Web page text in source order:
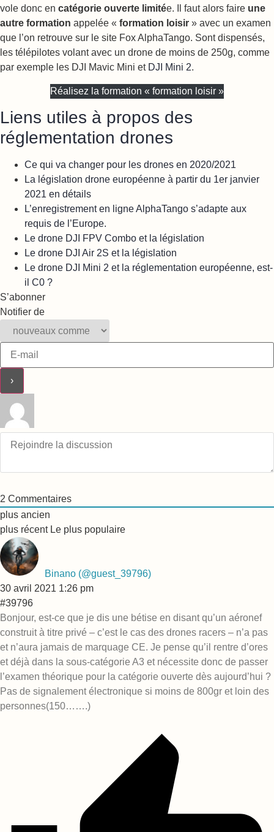
vole donc en catégorie ouverte limitée. Il faut alors faire une
autre formation appelée « formation loisir » avec un examen
que l’on retrouve sur le site Fox AlphaTango. Sont dispensés,
les télépilotes volant avec un drone de moins de 250g, comme
par exemple les DJI Mavic Mini et DJI Mini 2.
Réalisez la formation « formation loisir »
Liens utiles à propos des
réglementation drones
Ce qui va changer pour les drones en 2020/2021
La législation drone européenne à partir du 1er janvier
2021 en détails
L’enregistrement en ligne AlphaTango s’adapte aux
requis de l’Europe.
Le drone DJI FPV Combo et la législation
Le drone DJI Air 2S et la législation
Le drone DJI Mini 2 et la réglementation européenne, est-
il C0 ?
S’abonner
Notifier de
2 Commentaires
plus ancien
plus récent Le plus populaire
Binano (@guest_39796)
30 avril 2021 1:26 pm
#39796
Bonjour, est-ce que je dis une bétise en disant qu’un aéronef
construit à titre privé – c’est le cas des drones racers – n’a pas
et n’aura jamais de marquage CE. Je pense qu’il rentre d’ores
et déjà dans la sous-catégorie A3 et nécessite donc de passer
l’examen théorique pour la catégorie ouverte dès aujourd’hui ?
Pas de signalement électronique si moins de 800gr et loin des
personnes(150…….)